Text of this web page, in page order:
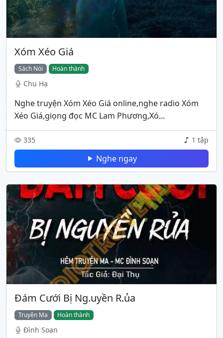
Xóm Xéo Giá
Sách Nói Hoàn thành
Chu Hạ
Nghe truyện Xóm Xéo Giá online,nghe radio Xóm
Xéo Giá,giọng đọc MC Lam Phương,Xó...
335 1 tập
Nghe ngay
Đám Cưới Bị Ng.uyền R.ủa
Truyện Ma Hoàn thành
Đình Soạn